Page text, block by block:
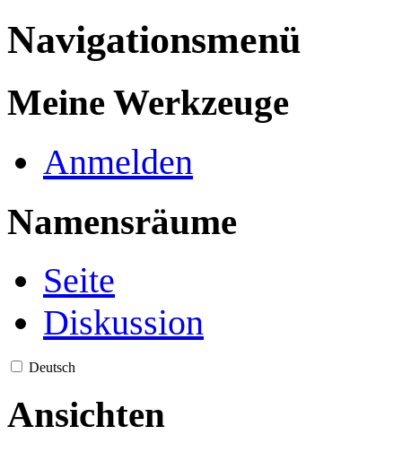
Navigationsmenü
Meine Werkzeuge
Anmelden
Namensräume
Seite
Diskussion
Deutsch
Ansichten